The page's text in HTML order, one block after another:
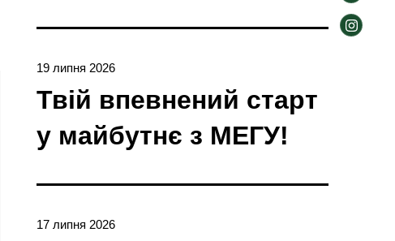
links
social-
19 липня 2026
Твій впевнений старт
у майбутнє з МЕГУ!
17 липня 2026